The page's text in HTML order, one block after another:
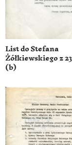
List do Stefana
Żółkiewskiego z
(b)